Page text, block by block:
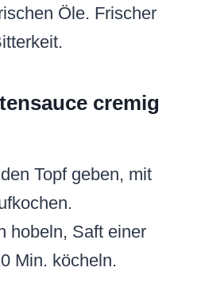
Öle. Frischer
cremig
Topf geben, mit
hobeln, Saft einer
Min. köcheln.